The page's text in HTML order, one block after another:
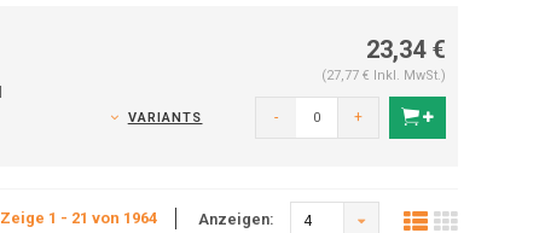
23,34 €
(27,77 € Inkl. MwSt.)
VARIANTS - +
Zeige 1 - 21 von 1964 Anzeigen: 4